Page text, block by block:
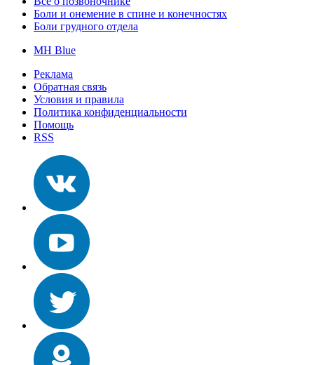
Боли и онемение в спине и конечностях
Боли грудного отдела
MH Blue
Реклама
Обратная связь
Условия и правила
Политика конфиденциальности
Помощь
RSS